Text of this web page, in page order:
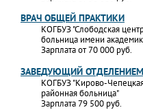
ВРАЧ ОБЩЕЙ ПРАКТИКИ
КОГБУЗ "Слободская
больница имени
Зарплата от 70 000 руб.
ЗАВЕДУЮЩИЙ
КОГБУЗ "Кирово-
районная больница"
Зарплата 79 500 руб.